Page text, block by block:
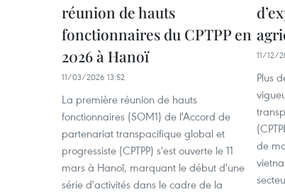
réunion de hauts
fonctionnaires du CPTPP en
2026 à Hanoï
11/03/2026 13:52
La première réunion de hauts
fonctionnaires (SOM1) de l'Accord de
partenariat transpacifique global et
progressiste (CPTPP) s'est ouverte le 11
mars à Hanoï, marquant le début d'une
série d'activités dans le cadre de la
11/12/
Plus
de